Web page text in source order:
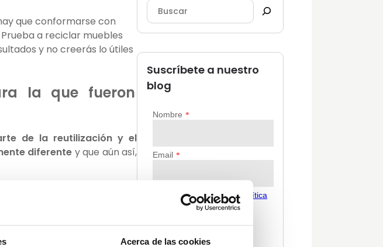
Acerca de las cookies
que conformarse con
a reciclar muebles
y no creerás lo útiles
la que fueron
de la reutilización y el
diferente y que aún así,
le puede añadir una tabla
Con ese añadido y puesta
Suscríbete a nuestro
blog